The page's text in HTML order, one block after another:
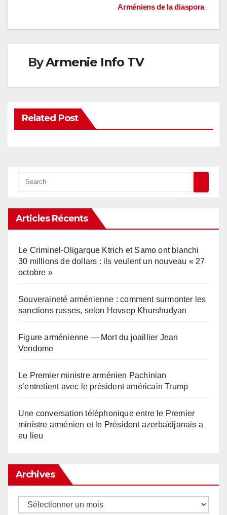
Arméniens de la diaspora
ByArmenie Info TV
Related Post
Articles Récents
Le Criminel-Oligarque Ktrich et Samo ont blanchi
30 millions de dollars : ils veulent un nouveau « 27
octobre »
Souveraineté arménienne : comment surmonter les
sanctions russes, selon Hovsep Khurshudyan
Figure arménienne — Mort du joaillier Jean
Vendome
Le Premier ministre arménien Pachinian
s’entretient avec le président américain Trump
Une conversation téléphonique entre le Premier
ministre arménien et le Président azerbaïdjanais a
eu lieu
Archives
Archives